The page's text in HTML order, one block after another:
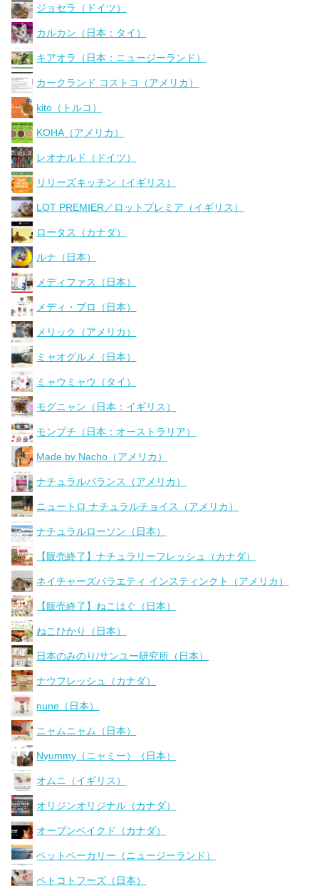
ジョセラ（ドイツ）
カルカン（日本：タイ）
キアオラ（日本：ニュージーランド）
カークランド コストコ（アメリカ）
kito（トルコ）
KOHA（アメリカ）
レオナルド（ドイツ）
リリーズキッチン（イギリス）
LOT PREMIER／ロットプレミア（イギリス）
ロータス（カナダ）
ルナ（日本）
メディファス（日本）
メディ・プロ（日本）
メリック（アメリカ）
ミャオグルメ（日本）
ミャウミャウ（タイ）
モグニャン（日本：イギリス）
モンプチ（日本：オーストラリア）
Made by Nacho（アメリカ）
ナチュラルバランス（アメリカ）
ニュートロ ナチュラルチョイス（アメリカ）
ナチュラルローソン（日本）
【販売終了】ナチュラリーフレッシュ（カナダ）
ネイチャーズバラエティ インスティンクト（アメリカ）
【販売終了】ねこはぐ（日本）
ねこひかり（日本）
日本のみのり/サンユー研究所（日本）
ナウフレッシュ（カナダ）
nune（日本）
ニャムニャム（日本）
Nyummy（ニャミー）（日本）
オムニ（イギリス）
オリジンオリジナル（カナダ）
オーブンベイクド（カナダ）
ペットベーカリー（ニュージーランド）
ペトコトフーズ（日本）